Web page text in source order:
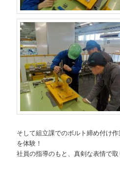
そして組立課でのボルト締め付け
を体験！
社員の指導のもと、真剣な表情で取